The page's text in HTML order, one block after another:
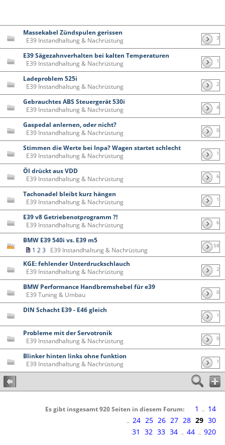
Massekabel Zündspulen gerissen
E39 Instandhaltung & Nachrüstung
3
E39 Sägezahnverhalten bei kalten Temperaturen
E39 Instandhaltung & Nachrüstung
1
Ladeproblem 525i
E39 Instandhaltung & Nachrüstung
2
Gebrauchtes ABS Steuergerät 530i
E39 Instandhaltung & Nachrüstung
4
Gaspedal anlernen, oder nicht?
E39 Instandhaltung & Nachrüstung
0
Stimmen die Werte bei Inpa? Wagen startet schlecht
E39 Instandhaltung & Nachrüstung
1
Öl drückt aus VDD
E39 Instandhaltung & Nachrüstung
6
Tachonadel bleibt kurz hängen
E39 Instandhaltung & Nachrüstung
1
E39 v8 Getriebenotprogramm ?!
E39 Instandhaltung & Nachrüstung
6
BMW E39 540i vs. E39 m5
1 23 E39 Instandhaltung & Nachrüstung
58
KGE: fehlender Unterdruckschlauch
E39 Instandhaltung & Nachrüstung
2
BMW Performance Handbremshebel für e39
E39 Tuning & Umbau
0
DIN Schacht E39 - E46 gleich
1
Probleme mit der Servotronik
E39 Instandhaltung & Nachrüstung
0
Blinker hinten links ohne funktion
E39 Instandhaltung & Nachrüstung
1
Es gibt insgesamt 920 Seiten in diesem Forum: 1 .. 14
.. 24 25 26 27 28 29 30
31
32 33 34 .. 44 .. 920